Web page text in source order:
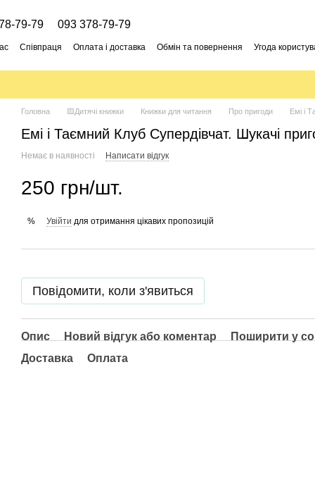
79-79 093 378-79-79
Співпраця Оплата і доставка Обмін та повернення Угода
Головна 🟨Дитячі книжки Книжки для читання Про пригоди Емі і
Емі і Таємний Клуб Супердівчат. Шукачі
Немає в наявності Написати відгук
250 грн/шт.
% Увійти для отримання цікавих пропозицій
Повідомити, коли з'явиться
Опис Новий відгук або коментар
Поширити у
Доставка
Оплата